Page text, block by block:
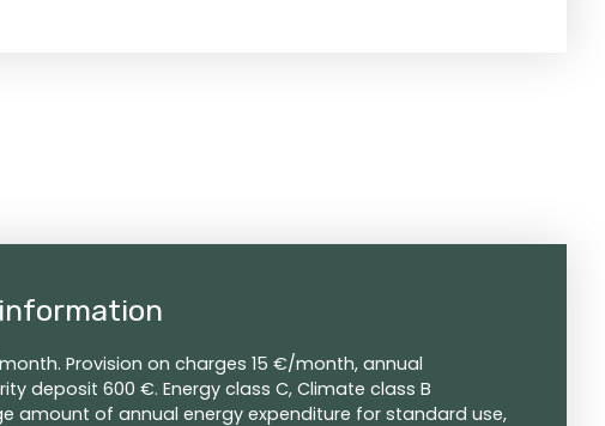
Provision on charges 15 €/month, annual
deposit 600 €. Energy class C, Climate class B
amount of annual energy expenditure for standard use,